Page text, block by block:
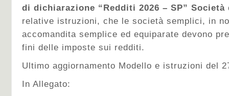
di dichiarazione “Redditi 2026 – SP” Società
relative istruzioni, che le società semplici, in
accomandita semplice ed equiparate devono
fini delle imposte sui redditi.
Ultimo aggiornamento Modello e istruzioni del
In Allegato: